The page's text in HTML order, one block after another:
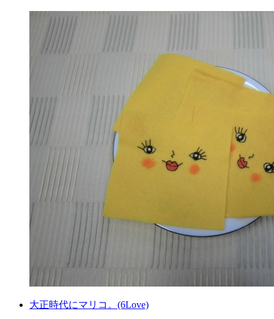
大正時代にマリコ。(6Love)